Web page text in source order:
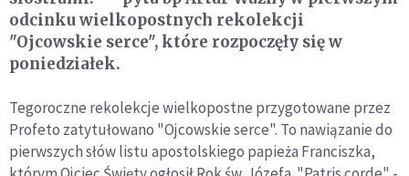
odcinku wielkopostnych rekolekcji
"Ojcowskie serce", które rozpoczęły się w
poniedziałek.
Tegoroczne rekolekcje wielkopostne przygotowane przez
Profeto zatytułowano "Ojcowskie serce". To nawiązanie do
pierwszych słów listu apostolskiego papieża Franciszka,